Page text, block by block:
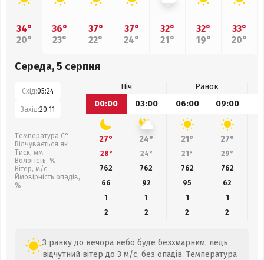
34°
20°
36°
23°
37°
22°
37°
24°
32°
21°
32°
19°
33°
20°
Середа, 5 серпня
Схід:05:24
Захід:20:11
Температура С°
Відчувається як
Тиск, мм
Вологість, %
Вітер, м/с
Ймовірність опадів,
%
Ніч
Ранок
00:00
03:00 06:00 09:00
27° 24° 21° 27°
28° 24° 21° 29°
762
762 762 762
66
92 95 62
1
1 1
1
2
2 2 2
З ранку до вечора небо буде безхмарним, ледь
відчутний вітер до 3 м/с, без опадів. Температура